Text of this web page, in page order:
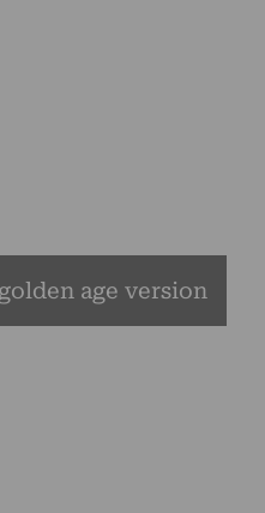
age version